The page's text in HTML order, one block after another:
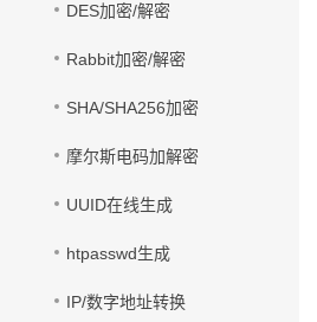
DES加密/解密
Rabbit加密/解密
SHA/SHA256加密
摩尔斯电码加解密
UUID在线生成
htpasswd生成
IP/数字地址转换